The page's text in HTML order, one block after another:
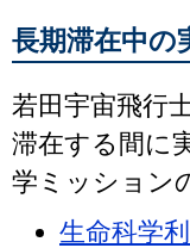
長期滞在中の
若田宇宙飛行
滞在する間に
学ミッション
生命科学